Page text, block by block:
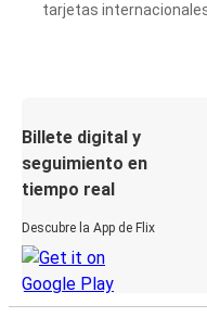
tarjetas
Billete digital y
seguimiento en
tiempo real
Descubre la App de Flix